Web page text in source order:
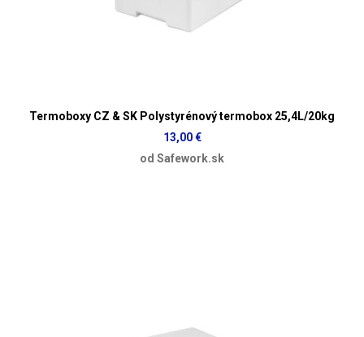
Termoboxy CZ & SK Polystyrénový termobox 25,4L/20kg
13,00 €
od Safework.sk